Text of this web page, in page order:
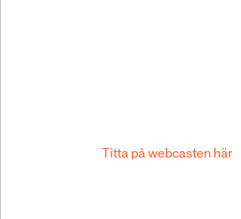
Titta på webcasten här